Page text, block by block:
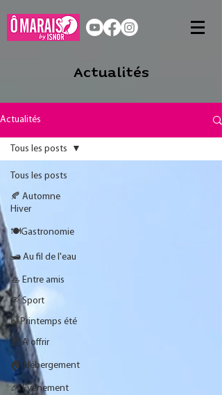
Actualités
Actualités
Tous les posts
🍂 Automne
Hiver
🍽️Gastronomie
🛥️ Au fil de l'eau
🚣 Entre amis
🛶 Sport
🍃Printemps été
🎁 A offrir
🏠 Hébergement
🎉 Evènement
Tous les posts